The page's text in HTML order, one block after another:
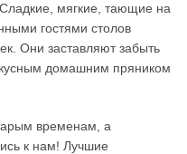
мягкие, тающие на
гостями столов
Они заставляют забыть
домашним пряником
временам, а
к нам! Лучшие